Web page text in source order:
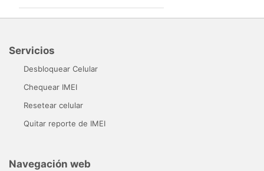
Servicios
Desbloquear Celular
Chequear IMEI
Resetear celular
Quitar reporte de IMEI
Navegación web